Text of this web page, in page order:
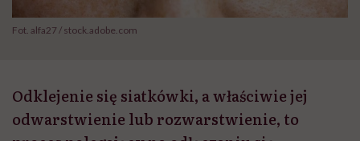
Fot. alfa27 / stock.adobe.com
Odklejenie się siatkówki, a właściwie jej
odwarstwienie lub rozwarstwienie, to